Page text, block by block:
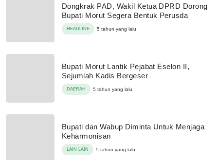
Dongkrak PAD, Wakil Ketua DPRD Dorong
Bupati Morut Segera Bentuk Perusda
HEADLINE 5 tahun yang lalu
Bupati Morut Lantik Pejabat Eselon II,
Sejumlah Kadis Bergeser
DAERAH 5 tahun yang lalu
Bupati dan Wabup Diminta Untuk Menjaga
Keharmonisan
LAIN LAIN 5 tahun yang lalu